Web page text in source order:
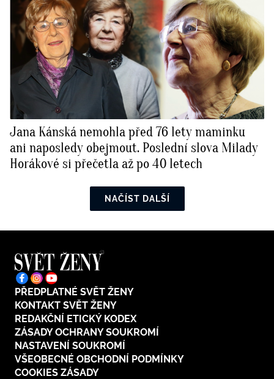
Jana Kánská nemohla před 76 lety maminku
ani naposledy obejmout. Poslední slova Milady
Horákové si přečetla až po 40 letech
NAČÍST DALŠÍ
PŘEDPLATNÉ SVĚT ŽENY
KONTAKT SVĚT ŽENY
REDAKČNÍ ETICKÝ KODEX
ZÁSADY OCHRANY SOUKROMÍ
NASTAVENÍ SOUKROMÍ
VŠEOBECNÉ OBCHODNÍ PODMÍNKY
COOKIES ZÁSADY